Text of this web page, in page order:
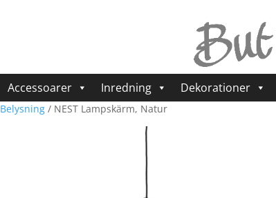
Accessoarer Inredning Dekorationer
Belysning / NEST Lampskärm, Natur